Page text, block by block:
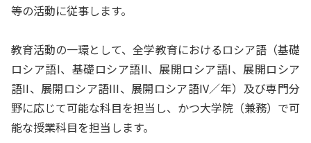
等の活動に従事します。
教育活動の一環として、全学教育におけるロシア語（基礎
ロシア語I、基礎ロシア語II、展開ロシア語I、展開ロシア
語II、展開ロシア語III、展開ロシア語IV／年）及び専門分
野に応じて可能な科目を担当し、かつ大学院（兼務）で可
能な授業科目を担当します。